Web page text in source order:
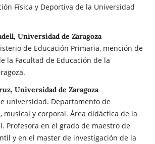
Física y Deportiva de la Universidad
Universidad de Zaragoza
de Educación Primaria, mención de
la Facultad de Educación de la
Universidad de Zaragoza
universidad. Departamento de
musical y corporal. Área didáctica de la
Profesora en el grado de maestro de
y en el master de investigación de la